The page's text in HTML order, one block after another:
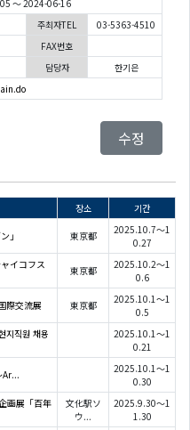
～ 2024-06-16
주최자TEL
03-5363-4510
FAX번호
담당자
한기은
수정
장소 기간
」 東京都
2025.10.7～1
0.27
イコフス
東京都
2025.10.2～1
0.6
際交流展 東京都
2025.10.1～1
0.5
지직원 채용
2025.10.1～1
0.21
2025.10.1～1
0.30
画展「百年
文化駅ソ
ウ...
2025.9.30～1
1.30